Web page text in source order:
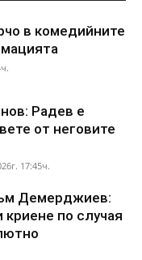
в комедийните
Радев е
от неговите
17:45ч.
Демерджиев:
по случая